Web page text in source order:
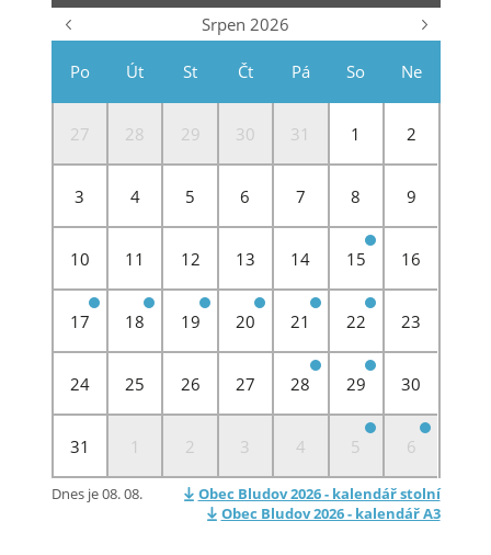
Srpen 2026
Po Út St Čt Pá So Ne
27 28 29 30 31 1 2
3 4 5 6 7 8 9
10 11 12 13 14 15 16
17 18 19 20 21 22 23
24 25 26 27 28 29 30
31 1 2 3 4 5 6
Dnes je 08. 08.
Obec Bludov 2026 - kalendář stolní
Obec Bludov 2026 - kalendář A3